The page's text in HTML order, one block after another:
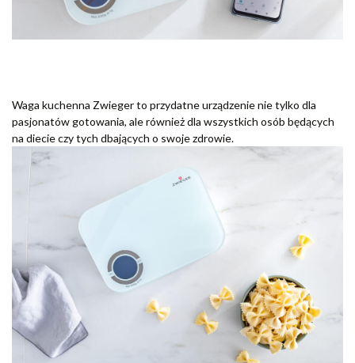
Waga kuchenna Zwieger to przydatne urządzenie nie tylko dla
pasjonatów gotowania, ale również dla wszystkich osób będących
na diecie czy tych dbających o swoje zdrowie.